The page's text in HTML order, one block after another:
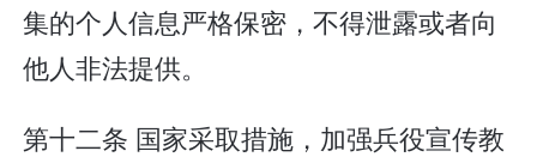
集的个人信息严格保密，不得泄露或者向
他人非法提供。
第十二条 国家采取措施，加强兵役宣传教